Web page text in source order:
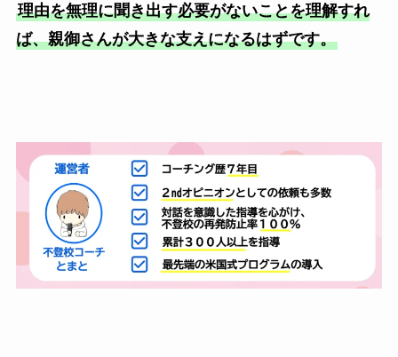
理由を無理に聞き出す必要がないことを理解すれ
ば、親御さんが大きな支えになるはずです。